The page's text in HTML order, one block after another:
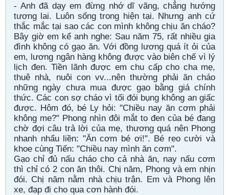
- Anh đã dạy em đừng nhớ dĩ vãng, chẳng hướng
tương lai. Luôn sống trong hiện tại. Nhưng anh cứ
thắc mắc tại sao các con mình không chịu ăn cháo?
Bây giờ em kể anh nghe: Sau năm 75, rất nhiều gia
đình không có gạo ăn. Với đồng lương quá ít ỏi của
em, lương ngân hàng không được vào biên chế vì lý
lịch đen. Tiền lãnh được em chu cấp cho cha mẹ,
thuê nhà, nuôi con vv...nên thường phải ăn cháo
những ngày chưa mua được gạo bằng giá chính
thức. Các con sợ cháo vì tối đói bụng không an giấc
được. Hôm đó, bé Ly hỏi: "Chiều nay ăn cơm phải
không me?" Phong nhìn đôi mắt to đen của bé đang
chờ đợi câu trả lời của mẹ, thương quá nên Phong
nhanh nhẩu liền: "Ăn cơm bé ơi!". Bé reo cười và
khoe cùng Tiến: "Chiều nay mình ăn cơm".
Gạo chỉ đủ nấu cháo cho cả nhà ăn, nay nấu cơm
thì chỉ có 2 con ăn thôi. Chị năm, Phong và em nhịn
đói. Chị năm nằm nhà chịu trận. Em và Phong lên
xe, đạp đi cho qua cơn hành đói.